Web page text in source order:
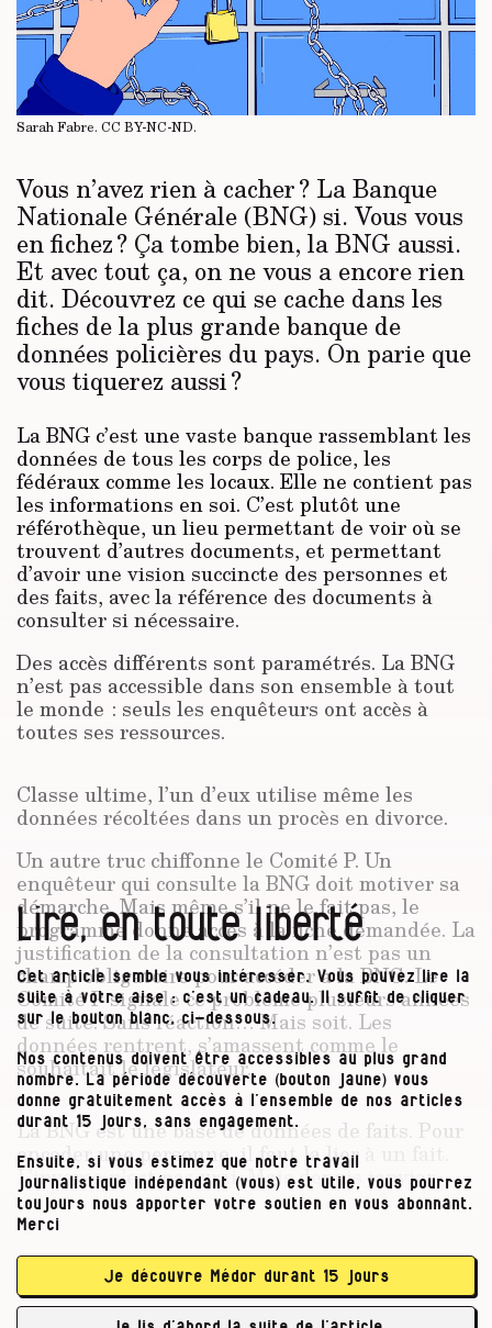
Sarah Fabre. CC BY-NC-ND.
Vous n’avez rien à cacher ? La Banque
Nationale Générale (BNG) si. Vous vous
en fichez ? Ça tombe bien, la BNG aussi.
Et avec tout ça, on ne vous a encore rien
dit. Découvrez ce qui se cache dans les
fiches de la plus grande banque de
données policières du pays. On parie que
vous tiquerez aussi ?
La BNG c’est une vaste banque rassemblant les
données de tous les corps de police, les
fédéraux comme les locaux. Elle ne contient pas
les informations en soi. C’est plutôt une
référothèque, un lieu permettant de voir où se
trouvent d’autres documents, et permettant
d’avoir une vision succincte des personnes et
des faits, avec la référence des documents à
consulter si nécessaire.
Des accès différents sont paramétrés. La BNG
n’est pas accessible dans son ensemble à tout
le monde : seuls les enquêteurs ont accès à
toutes ses ressources.
Classe ultime, l’un d’eux utilise même les
données récoltées dans un procès en divorce.
Un autre truc chiffonne le Comité P. Un
enquêteur qui consulte la BNG doit motiver sa
démarche. Mais même s’il ne le fait pas, le
programme donne accès à la fiche demandée. La
justification de la consultation n’est pas un
champ obligatoire pour accéder à la BNG. Le
Comité P signale ce problème plusieurs années
de suite. Sans réaction… Mais soit. Les
données rentrent, s’amassent comme le
souhaitait le législateur.
La BNG est une base de données de faits. Pour
encoder une personne, il faut la lier à un fait.
L’inverse n’est pas vrai. Mais depuis janvier
2005, un nouveau venu débarque en effet dans
la BNG : « les informations douces » (ou les faits
RIR (mais ne sont pas forcément drôles).
Les RIR, ce sont des fiches d’informations qui
Lire, en toute liberté
Cet article semble vous intéresser. Vous pouvez lire la
suite à votre aise : c’est un cadeau. Il suffit de cliquer
sur le bouton blanc, ci-dessous.
Nos contenus doivent être accessibles au plus grand
nombre. La période découverte (bouton jaune) vous
donne gratuitement accès à l’ensemble de nos articles
durant 15 jours, sans engagement.
Ensuite, si vous estimez que notre travail
journalistique indépendant (vous) est utile, vous pourrez
toujours nous apporter votre soutien en vous abonnant.
Merci
Je découvre Médor durant 15 jours